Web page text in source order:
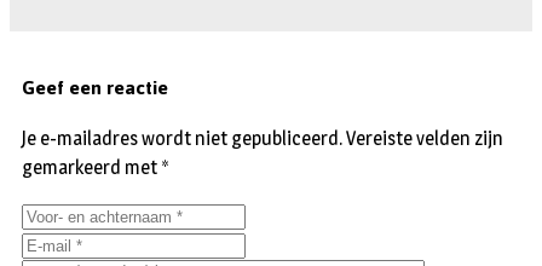
Geef een reactie
Je e-mailadres wordt niet gepubliceerd.Vereiste velden zijn
gemarkeerd met *